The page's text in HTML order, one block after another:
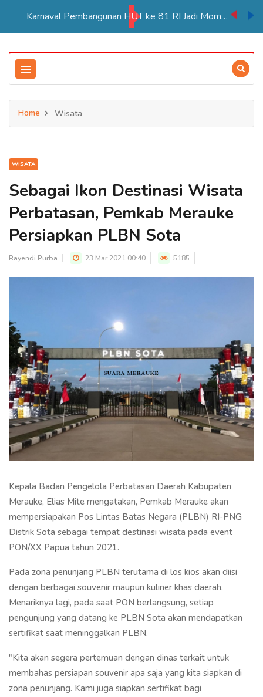
Karnaval Pembangunan HUT ke 81 RI Jadi Momentum Perkuat Persatuan di Merauke
Home Wisata
WISATA
Sebagai Ikon Destinasi Wisata
Perbatasan, Pemkab Merauke
Persiapkan PLBN Sota
Rayendi Purba 23 Mar 2021 00:40 5185
Kepala Badan Pengelola Perbatasan Daerah Kabupaten
Merauke, Elias Mite mengatakan, Pemkab Merauke akan
mempersiapakan Pos Lintas Batas Negara (PLBN) RI-PNG
Distrik Sota sebagai tempat destinasi wisata pada event
PON/XX Papua tahun 2021.
Pada zona penunjang PLBN terutama di los kios akan diisi
dengan berbagai souvenir maupun kuliner khas daerah.
Menariknya lagi, pada saat PON berlangsung, setiap
pengunjung yang datang ke PLBN Sota akan mendapatkan
sertifikat saat meninggalkan PLBN.
"Kita akan segera pertemuan dengan dinas terkait untuk
membahas persiapan souvenir apa saja yang kita siapkan di
zona penunjang. Kami juga siapkan sertifikat bagi